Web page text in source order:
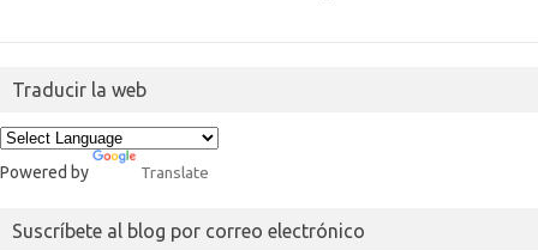
Traducir la web
Powered by Translate
Suscríbete al blog por correo electrónico